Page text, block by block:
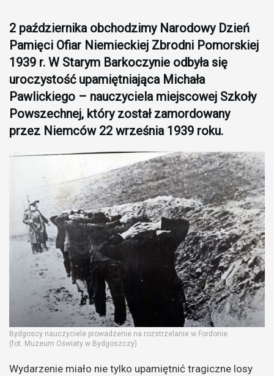
2 października obchodzimy Narodowy Dzień
Pamięci Ofiar Niemieckiej Zbrodni Pomorskiej
1939 r. W Starym Barkoczynie odbyła się
uroczystość upamiętniająca Michała
Pawlickiego – nauczyciela miejscowej Szkoły
Powszechnej, który został zamordowany
przez Niemców 22 września 1939 roku.
Bydgoscy nauczyciele prowadzenie na rozstrzelanie w Fordonie
(fot. Muzeum Oświaty w Bydgoszczy)
Wydarzenie miało nie tylko upamiętnić tragiczne losy